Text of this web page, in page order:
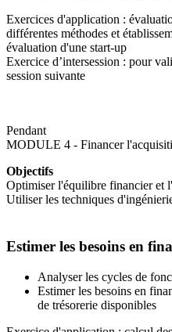
Exercices d'application :
différentes méthodes et
évaluation d'une start-up
Exercice d’intersession : pour
session suivante
Pendant
MODULE 4 - Financer
Objectifs
Optimiser l'équilibre financier et
Utiliser les techniques
Estimer les besoins en
Analyser les cycles de
Estimer les besoins en
de trésorerie disponibles